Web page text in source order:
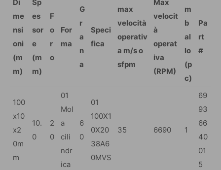
Di
me
nsi
oni
(m
m)
Sp
es
sor
e
(m
m)
F
o
r
o
For
ma
G
r
a
n
a
Speci
fica
max
velocità
operativ
a m/s o
sfpm
Max
velocit
à
operat
iva
(RPM)
m
b
al
lo
(p
c)
Pa
rt
#
100
x10
x2
0m
m
10.
0
2
0
01
Mol
a
cili
ndr
ica
6
0
01
100X1
0X20
38A6
0MVS
35 6690 1
69
93
66
40
01
5